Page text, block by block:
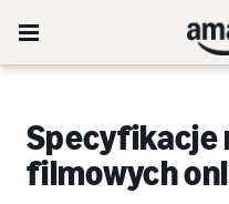
Specyfikacje
filmowych